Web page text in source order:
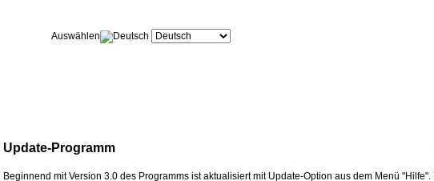
Auswählen
Update-Programm
Beginnend mit Version 3.0 des Programms ist aktualisiert mit Update-Option aus dem Menü "Hilfe".